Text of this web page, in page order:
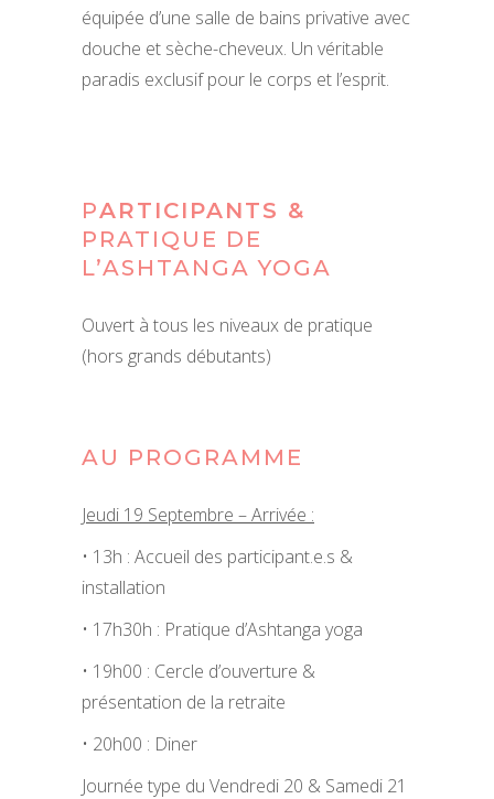
équipée d’une salle de bains privative avec
douche et sèche-cheveux. Un véritable
paradis exclusif pour le corps et l’esprit.
PARTICIPANTS &
PRATIQUE DE
L’ASHTANGA YOGA
Ouvert à tous les niveaux de pratique
(hors grands débutants)
AU PROGRAMME
Jeudi 19 Septembre – Arrivée :
• 13h : Accueil des participant.e.s &
installation
• 17h30h : Pratique d’Ashtanga yoga
• 19h00 : Cercle d’ouverture &
présentation de la retraite
• 20h00 : Diner
Journée type du Vendredi 20 & Samedi 21